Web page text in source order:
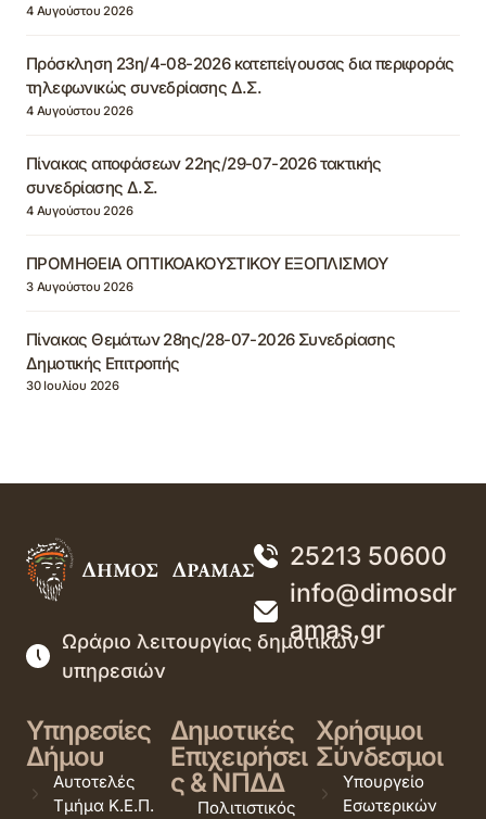
4 Αυγούστου 2026
Πρόσκληση 23η/4-08-2026 κατεπείγουσας δια περιφοράς
τηλεφωνικώς συνεδρίασης Δ.Σ.
4 Αυγούστου 2026
Πίνακας αποφάσεων 22ης/29-07-2026 τακτικής
συνεδρίασης Δ.Σ.
4 Αυγούστου 2026
ΠΡΟΜΗΘΕΙΑ ΟΠΤΙΚΟΑΚΟΥΣΤΙΚΟΥ ΕΞΟΠΛΙΣΜΟΥ
3 Αυγούστου 2026
Πίνακας Θεμάτων 28ης/28-07-2026 Συνεδρίασης
Δημοτικής Επιτροπής
30 Ιουλίου 2026
25213 50600
info@dimosdr
amas.gr
Ωράριο λειτουργίας δημοτικών
υπηρεσιών
Υπηρεσίες
Δήμου
Αυτοτελές
Τμήμα Κ.Ε.Π.
Δημοτικές
Επιχειρήσει
ς & ΝΠΔΔ
Πολιτιστικός
Χρήσιμοι
Σύνδεσμοι
Υπουργείο
Εσωτερικών